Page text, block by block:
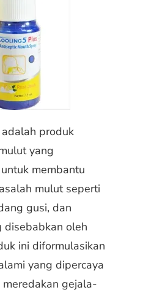
produk
yang
membantu
mulut seperti
gusi, dan
disebabkan oleh
ini diformulasikan
yang dipercaya
gejala-